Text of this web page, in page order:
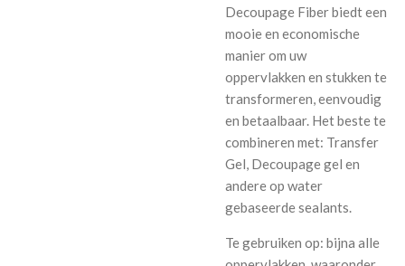
Decoupage Fiber biedt een
mooie en economische
manier om uw
oppervlakken en stukken te
transformeren, eenvoudig
en betaalbaar. Het beste te
combineren met: Transfer
Gel, Decoupage gel en
andere op water
gebaseerde sealants.
Te gebruiken op: bijna alle